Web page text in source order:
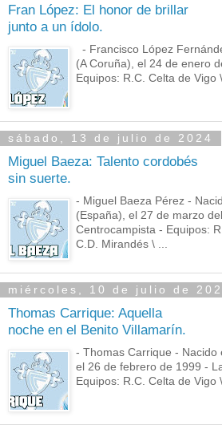
Fran López: El honor de brillar
junto a un ídolo.
- Francisco López
(A Coruña), el 24 de enero
Equipos: R.C. Celta de Vigo
sábado, 13 de julio de 2024
Miguel Baeza: Talento cordobés
sin suerte.
- Miguel Baeza Pérez -
(España), el 27 de marzo
Centrocampista - Equipos:
C.D. Mirandés \ ...
miércoles, 10 de julio de
Thomas Carrique: Aquella
noche en el Benito Villamarín.
- Thomas Carrique - Nacido
el 26 de febrero de 1999 -
Equipos: R.C. Celta de Vigo